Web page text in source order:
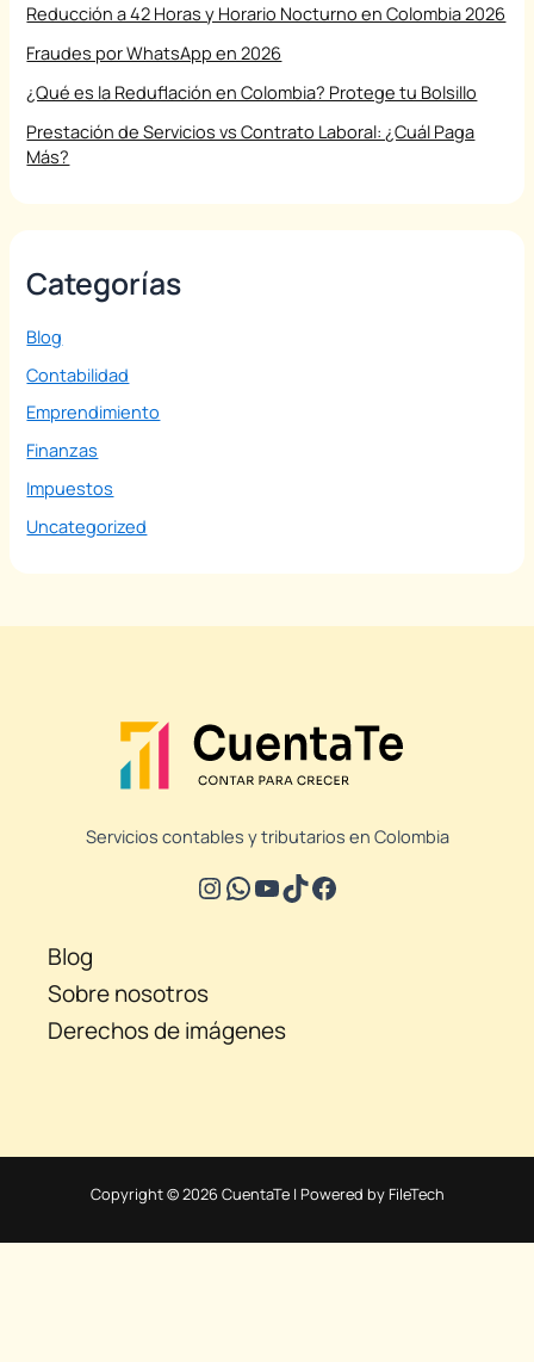
Reducción a 42 Horas y Horario Nocturno en Colombia 2026
Fraudes por WhatsApp en 2026
¿Qué es la Reduflación en Colombia? Protege tu Bolsillo
Prestación de Servicios vs Contrato Laboral: ¿Cuál Paga
Más?
Categorías
Blog
Contabilidad
Emprendimiento
Finanzas
Impuestos
Uncategorized
Servicios contables y tributarios en Colombia
Blog
Sobre nosotros
Derechos de imágenes
Copyright © 2026 CuentaTe | Powered by FileTech